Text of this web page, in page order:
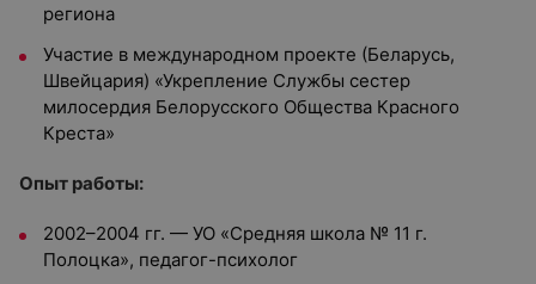
региона
Участие в международном проекте (Беларусь,
Швейцария) «Укрепление Службы сестер
милосердия Белорусского Общества Красного
Креста»
Опыт работы:
2002–2004 гг. — УО «Средняя школа № 11 г.
Полоцка», педагог-психолог